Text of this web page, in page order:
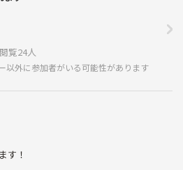
覧24人
以外に参加者がいる可能性があります
す！